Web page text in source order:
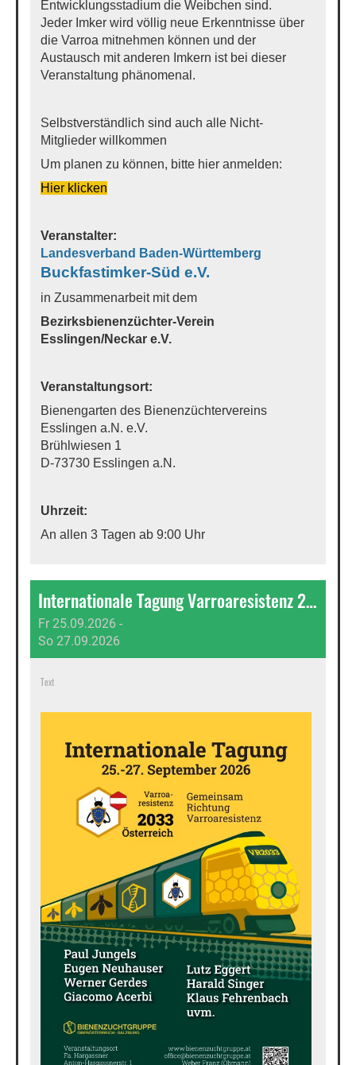
Entwicklungsstadium die Weibchen sind.
Jeder Imker wird völlig neue Erkenntnisse über
die Varroa mitnehmen können und der
Austausch mit anderen Imkern ist bei dieser
Veranstaltung phänomenal.
Selbstverständlich sind auch alle Nicht-
Mitglieder willkommen
Um planen zu können, bitte hier anmelden:
Hier klicken
Veranstalter:
Landesverband Baden-Württemberg
Buckfastimker-Süd e.V.
in Zusammenarbeit mit dem
Bezirksbienenzüchter-Verein
Esslingen/Neckar e.V.
Veranstaltungsort:
Bienengarten des Bienenzüchtervereins
Esslingen a.N. e.V.
Brühlwiesen 1
D-73730 Esslingen a.N.
Uhrzeit:
An allen 3 Tagen ab 9:00 Uhr
Internationale Tagung Varroaresistenz 2033
Fr 25.09.2026 -
So 27.09.2026
Text